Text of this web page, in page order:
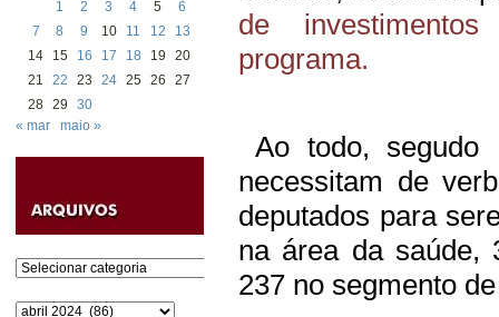
1
2 3 4 5
6
7
8 9 10 11 12
13
14
15 16 17 18 19
20
21
22 23 24 25 26
27
28 29
30
« mar
maio »
Categorias
Arquivos
de
programa.
Ao todo, segudo
necessitam de
deputados para
na área da saúde,
237 no segmento